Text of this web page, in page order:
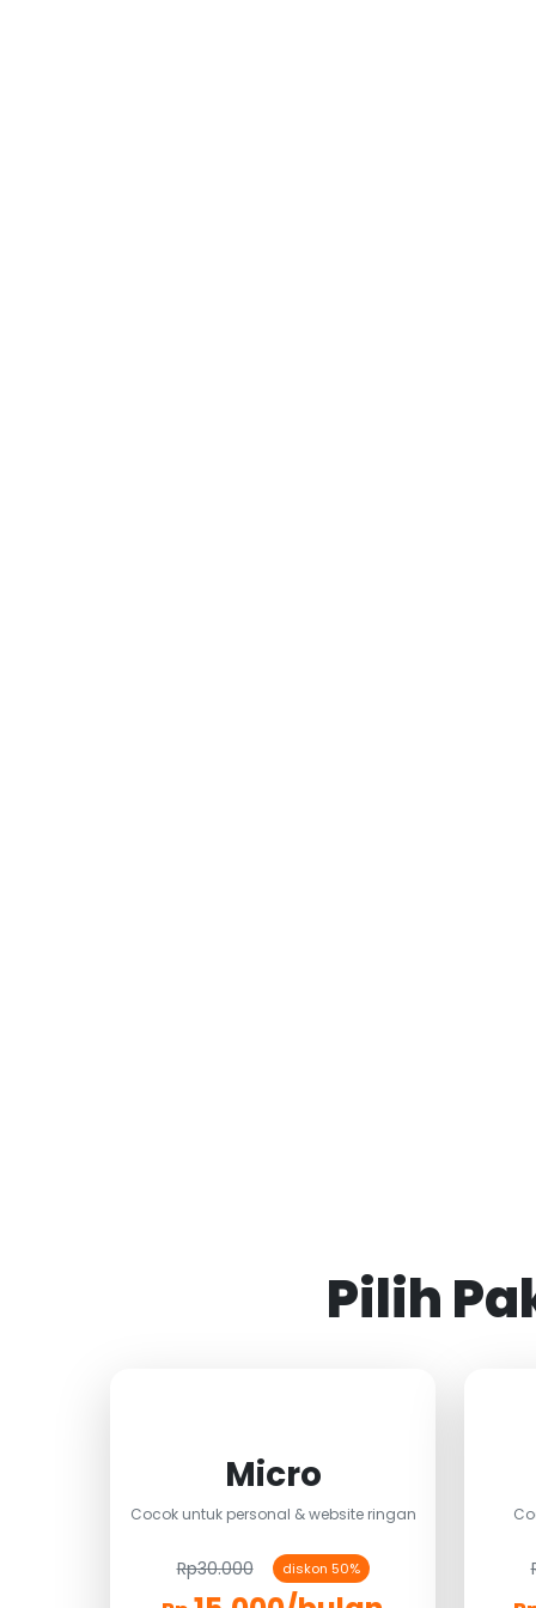
Pilih
Micro
Cocok untuk personal & website ringan
Rp30.000 diskon 50%